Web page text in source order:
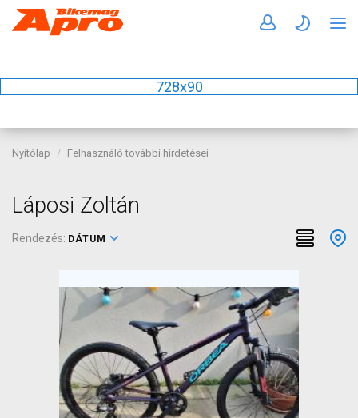
728x90
Nyitólap Felhasználó további hirdetései
Láposi Zoltán
Rendezés: DÁTUM